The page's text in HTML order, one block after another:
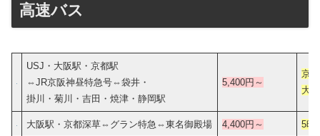
高速バス
USJ・大阪駅・京都駅
⇔JR京阪神昼特急号⇔袋井・
掛川・菊川・吉田・焼津・静岡駅
5,400円～
京
大
大阪駅・京都深草⇔グラン特急⇔東名御殿場 4,400円～ 5時